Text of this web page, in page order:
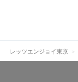
レッツエンジョイ東京